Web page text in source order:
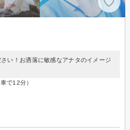
い！お洒落に敏感なアナタのイメージ
で12分）